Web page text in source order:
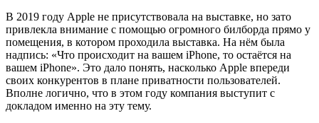
В 2019 году Apple не присутствовала на выставке, но зато
привлекла внимание с помощью огромного билборда прямо у
помещения, в котором проходила выставка. На нём была
надпись: «Что происходит на вашем iPhone, то остаётся на
вашем iPhone». Это дало понять, насколько Apple впереди
своих конкурентов в плане приватности пользователей.
Вполне логично, что в этом году компания выступит с
докладом именно на эту тему.